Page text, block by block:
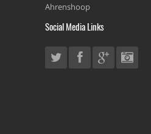
Ahrenshoop
Social Media Links